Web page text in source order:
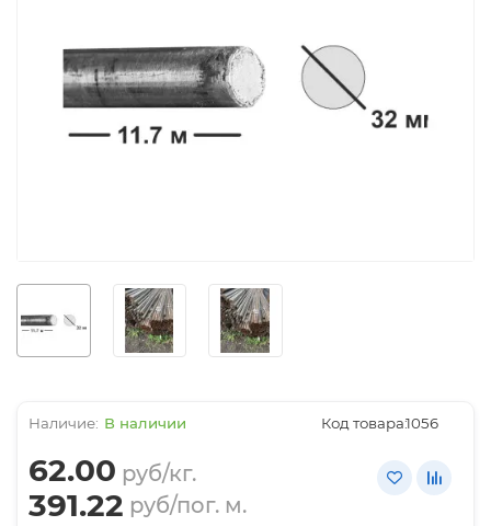
В наличии Код товара:1056
62.00 руб/кг.
391.22 руб/пог. м.